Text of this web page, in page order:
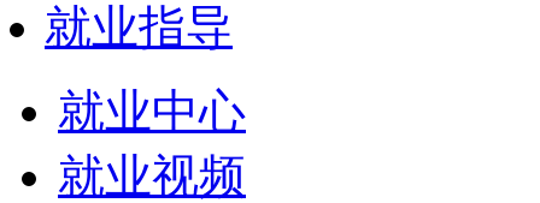
就业指导
就业中心
就业视频